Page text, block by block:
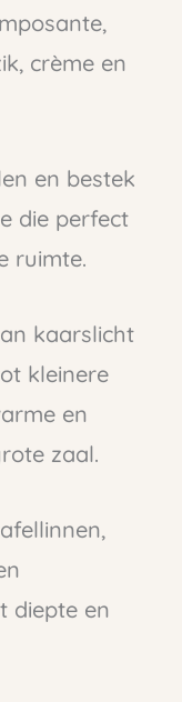
crème en
en bestek
die perfect
ruimte.
kaarslicht
kleinere
en
zaal.
diepte en